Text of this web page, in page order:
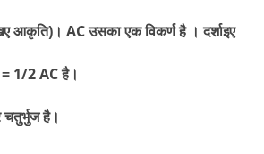
आकृति)। AC उसका एक विकर्ण है । दर्शाइए
1/2 AC है।
है।